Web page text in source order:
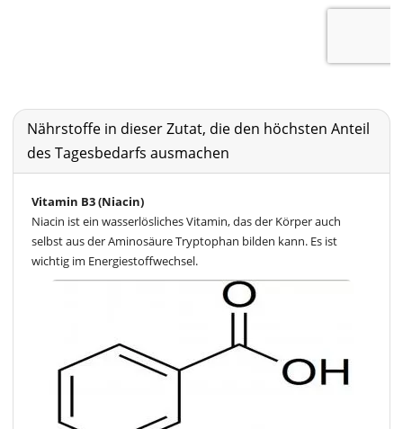
Nährstoffe in dieser Zutat, die den höchsten Anteil
des Tagesbedarfs ausmachen
Vitamin B3 (Niacin)
Niacin ist ein wasserlösliches Vitamin, das der Körper auch
selbst aus der Aminosäure Tryptophan bilden kann. Es ist
wichtig im Energiestoffwechsel.